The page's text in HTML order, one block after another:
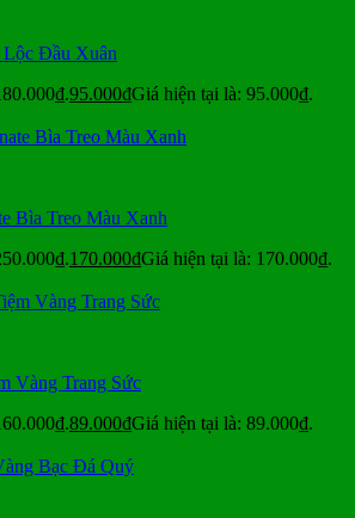
Đầu Xuân
95.000₫Giá hiện tại là: 95.000₫.
Bìa Treo Màu Xanh
170.000₫Giá hiện tại là: 170.000₫.
Vàng Trang Sức
89.000₫Giá hiện tại là: 89.000₫.